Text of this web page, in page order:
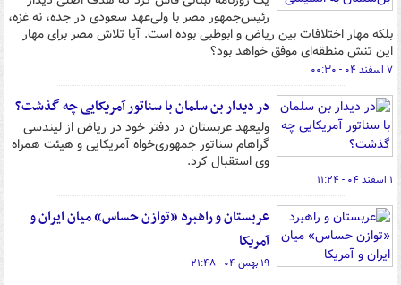
رئیس‌جمهور مصر با ولی‌عهد سعودی در جده، نه غزه،
بلکه مهار اختلافات بین ریاض و ابوظبی بوده است. آیا تلاش مصر برای مهار
این تنش منطقه‌ای موفق خواهد بود؟
۷ اسفند ۰۴ - ۰۰:۳۰
در دیدار بن سلمان با سناتور آمریکایی چه گذشت؟
ولیعهد عربستان در دفتر خود در ریاض از لیندسی
گراهام سناتور جمهوری‌خواه آمریکایی و هیئت همراه
وی استقبال کرد.
۱ اسفند ۰۴ - ۱۱:۲۴
عربستان و راهبرد «توازن حساس» میان ایران و
آمریکا
۱۹ بهمن ۰۴ - ۲۱:۴۸